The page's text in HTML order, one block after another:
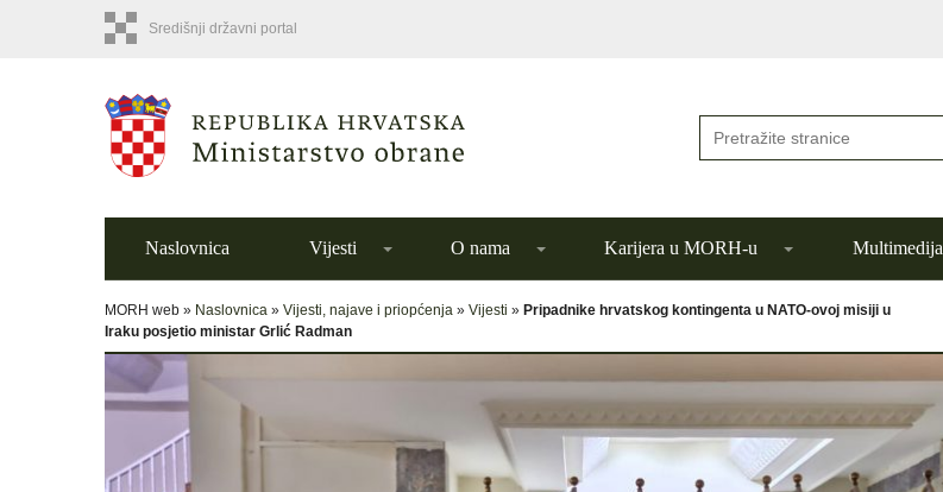
Središnji državni portal
Naslovnica Vijesti O nama Karijera u MORH-u Multimedija
MORH web » Naslovnica » Vijesti, najave i priopćenja » Vijesti » Pripadnike hrvatskog kontingenta u NATO-ovoj misiji u
Iraku posjetio ministar Grlić Radman